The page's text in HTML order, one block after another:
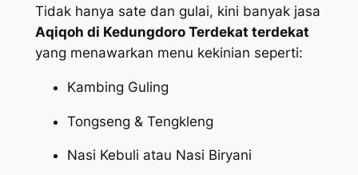
Tidak hanya sate dan gulai, kini banyak jasa
Aqiqoh di Kedungdoro Terdekat terdekat
yang menawarkan menu kekinian seperti:
Kambing Guling
Tongseng & Tengkleng
Nasi Kebuli atau Nasi Biryani